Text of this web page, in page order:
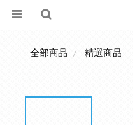
全部商品 精選商品